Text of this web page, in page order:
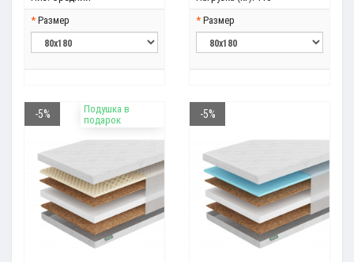
Размер
Размер
Подушка в
подарок
-5% -5%